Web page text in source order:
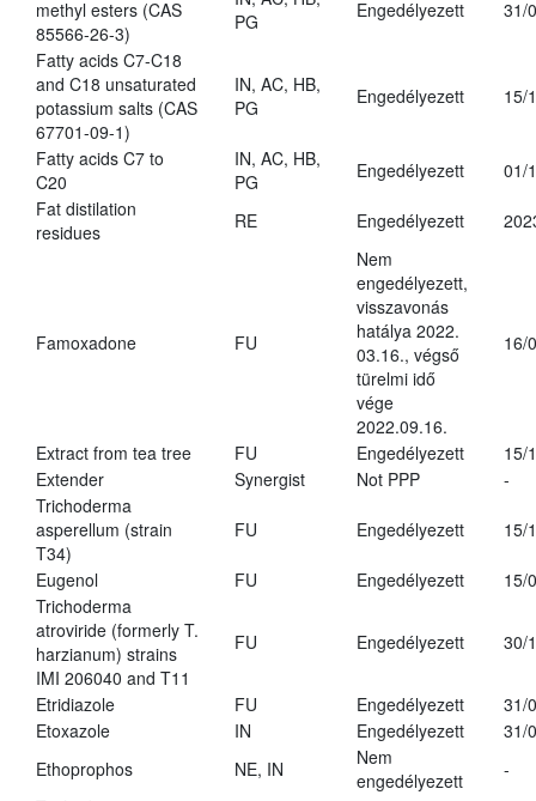
methyl esters (CAS
85566-26-3)
PG
Engedélyezett 31/
Fatty acids C7-C18
and C18 unsaturated
potassium salts (CAS
67701-09-1)
IN, AC, HB,
PG
Engedélyezett 15/
Fatty acids C7 to
C20
IN, AC, HB,
PG
Engedélyezett
01/
Fat distilation
residues
RE Engedélyezett
Famoxadone FU
Nem
engedélyezett,
visszavonás
hatálya 2022.
03.16., végső
türelmi idő
vége
2022.09.16.
16/
Extract from tea tree FU Engedélyezett
15/
Extender
Synergist Not PPP
-
Trichoderma
asperellum (strain
T34)
FU Engedélyezett 15/
Eugenol FU Engedélyezett
15/
Trichoderma
atroviride (formerly T.
harzianum) strains
IMI 206040 and T11
FU Engedélyezett 30/
Etridiazole FU Engedélyezett
31/
Etoxazole
IN Engedélyezett
31/
Ethoprophos
NE, IN
Nem
engedélyezett
-